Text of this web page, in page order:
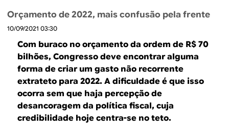
u
e
n
o
r
m
a
l
r
e
C
r
s
e
e
Orçamento de 2022, mais confusão pela frente
10/09/2021 03:30
Com buraco no orçamento da ordem de R$ 70
bilhões, Congresso deve encontrar alguma
forma de criar um gasto não recorrente
extrateto para 2022. A dificuldade é que isso
ocorra sem que haja percepção de
desancoragem da política fiscal, cuja
credibilidade hoje centra-se no teto.